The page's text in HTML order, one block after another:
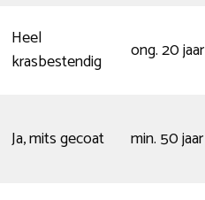
Heel
krasbestendig
ong. 20 jaar
Ja, mits gecoat min. 50 jaar